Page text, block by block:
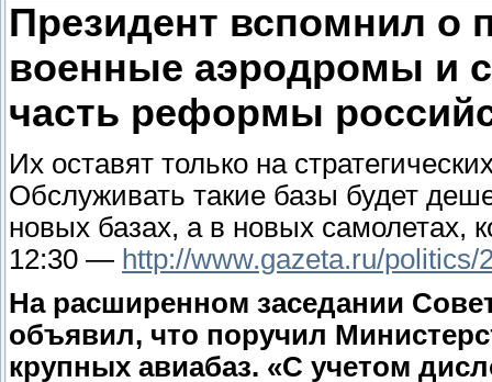
Президент вспомнил о
военные аэродромы и
часть реформы
Их оставят только на
Обслуживать такие базы будет
новых базах, а в новых самолетах,
12:30 — http://www.gazeta.ru/
На расширенном заседании
объявил, что поручил
крупных авиабаз. «С учетом